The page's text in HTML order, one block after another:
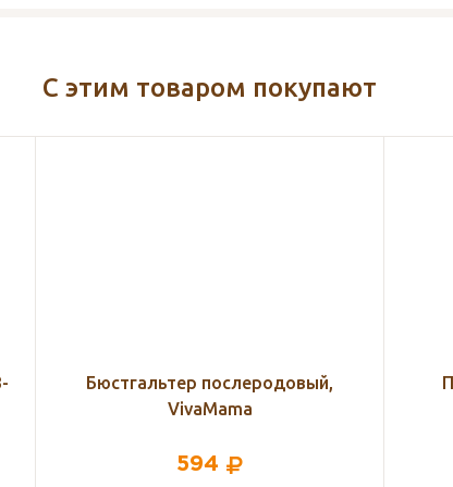
С этим товаром покупают
Пеленка – кокон на молнии
615